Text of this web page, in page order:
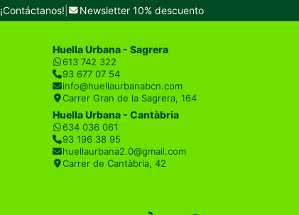
¡Contáctanos! Newsletter 10% descuento
Huella Urbana - Sagrera
613 742 322
93 677 07 54
info@huellaurbanabcn.com
Carrer Gran de la Sagrera, 164
Huella Urbana - Cantàbria
634 036 061
93 196 38 95
huellaurbana2.0@gmail.com
Carrer de Cantàbria, 42